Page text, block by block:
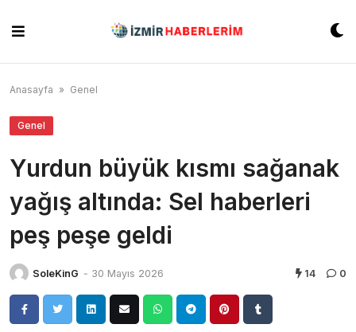
content
Anasayfa » Genel
Genel
Yurdun büyük kısmı sağanak
yağış altında: Sel haberleri
peş peşe geldi
SoleKinG - 30 Mayıs 2026 14 0